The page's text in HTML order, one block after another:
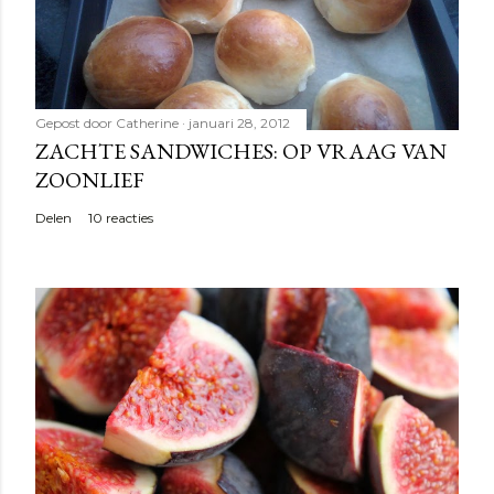
e
p
o
s
t
e
Gepost door Catherine januari 28, 2012
ZACHTE SANDWICHES: OP VRAAG VAN
ZOONLIEF
Delen 10 reacties